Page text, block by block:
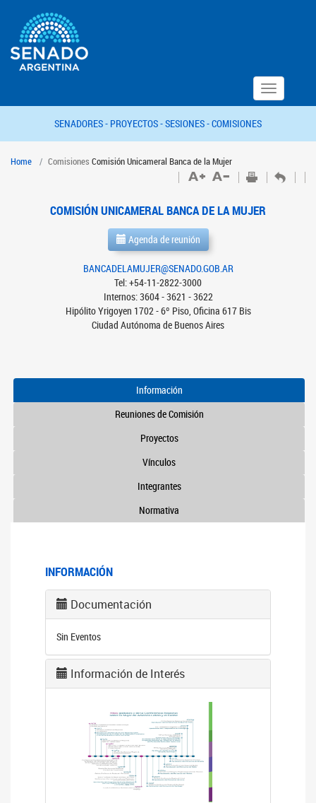
Toggle
navigation
SENADORES - PROYECTOS -SESIONES -COMISIONES
Home Comisiones Comisión Unicameral Banca de la Mujer
COMISIÓN UNICAMERAL BANCA DE LA MUJER
Agenda de reunión
BANCADELAMUJER@SENADO.GOB.AR
Tel: +54-11-2822-3000
Internos: 3604 - 3621 - 3622
Hipólito Yrigoyen 1702 - 6º Piso, Oficina 617 Bis
Ciudad Autónoma de Buenos Aires
Información
Reuniones de Comisión
Proyectos
Vínculos
Integrantes
Normativa
INFORMACIÓN
Documentación
Sin Eventos
Información de Interés